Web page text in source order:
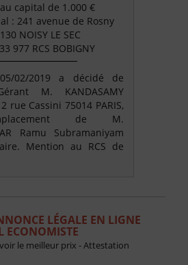
au capital de 1.000 €
: 241 avenue de Rosny
NOISY LE SEC
977 RCS BOBIGNY
02/2019 a décidé de
M. KANDASAMY
rue Cassini 75014 PARIS,
de M.
Ramu Subramaniyam
Mention au RCS de
LÉGALE EN LIGNE
ECONOMISTE
le meilleur prix - Attestation